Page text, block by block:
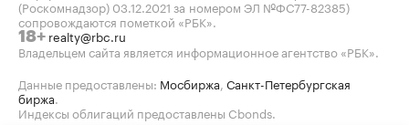
(Роскомнадзор) 03.12.2021 за номером ЭЛ №ФС77-82385)
сопровождаются пометкой «РБК».
18+ realty@rbc.ru
Владельцем сайта является информационное агентство «РБК».
Данные предоставлены: Мосбиржа Санкт-Петербургская
биржа
Индексы облигаций предоставлены Cbonds.